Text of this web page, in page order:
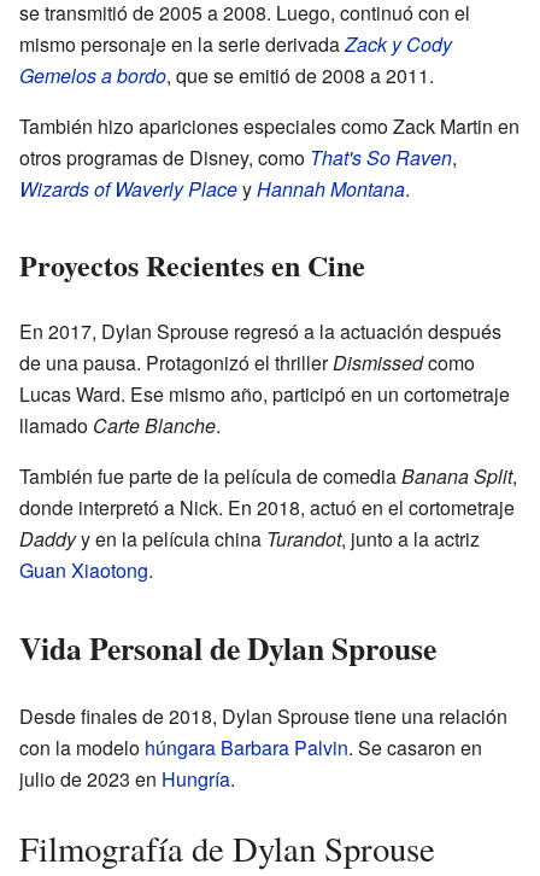
se transmitió de 2005 a 2008. Luego, continuó con el
mismo personaje en la serie derivadaZack y Cody
Gemelos a bordo, que se emitió de 2008 a 2011.
También hizo apariciones especiales como Zack Martin en
otros programas de Disney, como That's So Raven,
Wizards of Waverly PlaceyHannah Montana.
Proyectos Recientes en Cine
En 2017, Dylan Sprouse regresó a la actuación después
de una pausa. Protagonizó el thrillerDismissedcomo
Lucas Ward. Ese mismo año, participó en un cortometraje
llamado Carte Blanche.
También fue parte de la película de comediaBanana Split,
donde interpretó a Nick. En 2018, actuó en el cortometraje
Daddyy en la película china Turandot, junto a la actriz
Guan Xiaotong.
Vida Personal de Dylan Sprouse
Desde finales de 2018, Dylan Sprouse tiene una relación
con la modelo húngara Barbara Palvin. Se casaron en
julio de 2023 en Hungría.
Filmografía de Dylan Sprouse